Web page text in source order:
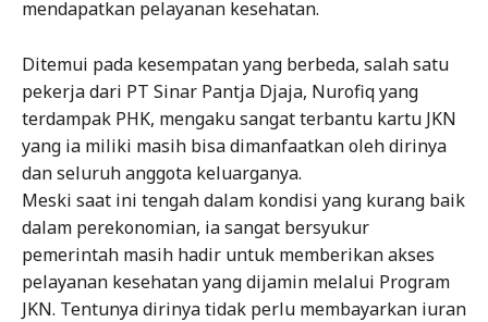
mendapatkan pelayanan kesehatan.
Ditemui pada kesempatan yang berbeda, salah satu
pekerja dari PT Sinar Pantja Djaja, Nurofiq yang
terdampak PHK, mengaku sangat terbantu kartu JKN
yang ia miliki masih bisa dimanfaatkan oleh dirinya
dan seluruh anggota keluarganya.
Meski saat ini tengah dalam kondisi yang kurang baik
dalam perekonomian, ia sangat bersyukur
pemerintah masih hadir untuk memberikan akses
pelayanan kesehatan yang dijamin melalui Program
JKN. Tentunya dirinya tidak perlu membayarkan iuran